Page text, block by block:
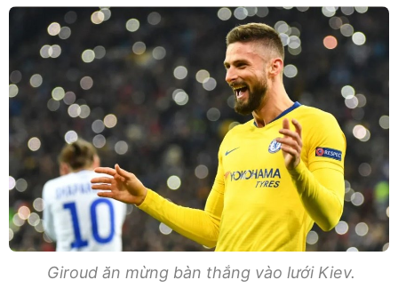
Giroud ăn mừng bàn thắng vào lưới Kiev.